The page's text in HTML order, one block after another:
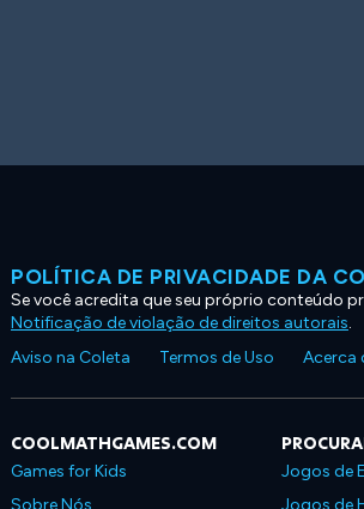
POLÍTICA DE PRIVACIDADE DA
Se você acredita que seu próprio conteúdo
Notificação de violação de direitos autorais.
Aviso na Coleta
Termos de Uso Acerca
COOLMATHGAMES.COM
Games for Kids
Sobre Nós
Jogos de
Jogos de